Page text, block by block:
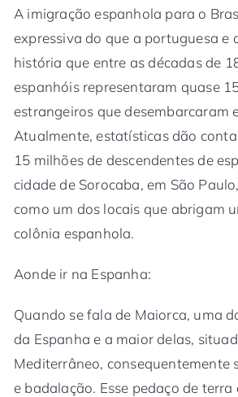
A imigração espanhola para o
expressiva do que a portuguesa e
história que entre as décadas de
espanhóis representaram quase
estrangeiros que desembarcaram
Atualmente, estatísticas dão
15 milhões de descendentes de
cidade de Sorocaba, em São
como um dos locais que abrigam
colônia espanhola.
Aonde ir na Espanha:
Quando se fala de Maiorca, uma
da Espanha e a maior delas,
Mediterrâneo, consequentemente
e badalação. Esse pedaço de